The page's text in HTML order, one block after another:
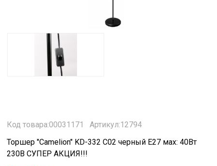
Код товара:00031171
Артикул:12794
Торшер "Camelion" KD-332 C02 черный E27 мах: 40Вт
230В СУПЕР АКЦИЯ!!!